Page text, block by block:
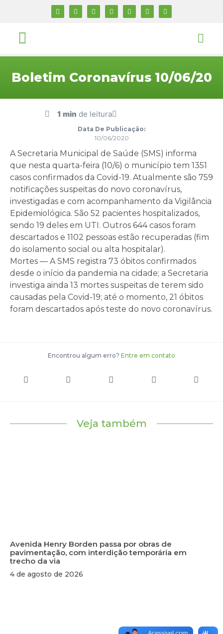
Boletim Coronavírus 10/06/20
1 min de leitura
Data De Publicação:
10/06/2020
A Secretaria Municipal de Saúde (SMS) informa
que nesta quarta-feira (10/6) o município tem 1351
casos confirmados da Covid-19. Atualmente são 759
notificações suspeitas do novo coronavírus,
investigadas e com acompanhamento da Vigilância
Epidemiológica. São 52 pacientes hospitalizados,
sendo 19 deles em UTI. Outros 644 casos foram
descartados e 1102 pessoas estão recuperadas (fim
do isolamento social ou alta hospitalar).
Mortes — A SMS registra 73 óbitos confirmados
desde o início da pandemia na cidade; a Secretaria
investiga ainda 13 mortes suspeitas de terem sido
causadas pela Covid-19; até o momento, 21 óbitos
foram descartados após teste do novo coronavírus.
Encontrou algum erro? Entre em contato
Veja também
Avenida Henry Borden passa por obras de
pavimentação, com interdição temporária em
trecho da via
4 de agosto de 2026